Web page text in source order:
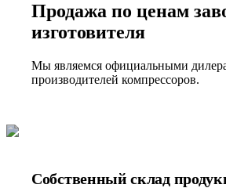
Продажа по ценам
изготовителя
Мы являемся официальными
производителей компрессоров.
Собственный склад